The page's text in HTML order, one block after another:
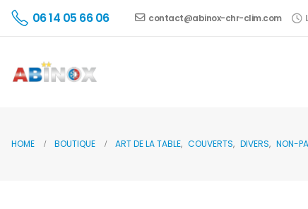
06 14 05 66 06 contact@abinox-chr-clim.com
HOME BOUTIQUE ART DE LA TABLE, COUVERTS, DIVERS, NON-